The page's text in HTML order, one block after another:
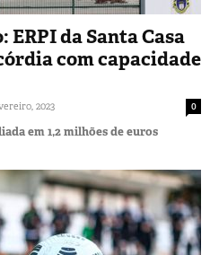
ERPI da Santa Casa
com capacidade
2023 0
em 1,2 milhões de euros